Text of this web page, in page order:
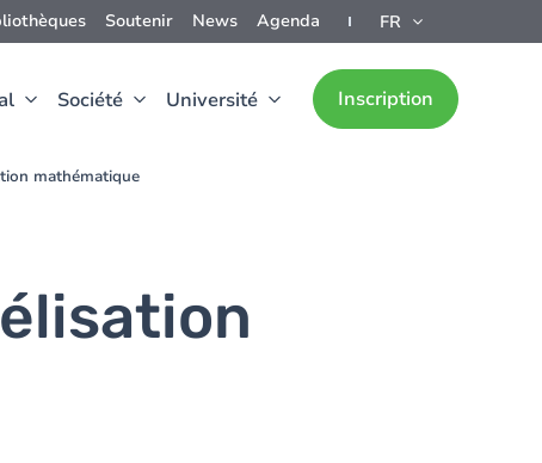
Soutenir News Agenda FR
Société Université Inscription
mathématique